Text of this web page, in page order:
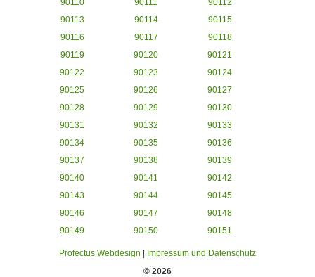
90110
90111
90112
90113
90114
90115
90116
90117
90118
90119
90120
90121
90122
90123
90124
90125
90126
90127
90128
90129
90130
90131
90132
90133
90134
90135
90136
90137
90138
90139
90140
90141
90142
90143
90144
90145
90146
90147
90148
90149
90150 90151
Profectus Webdesign
Impressum und Datenschutz
© 2026